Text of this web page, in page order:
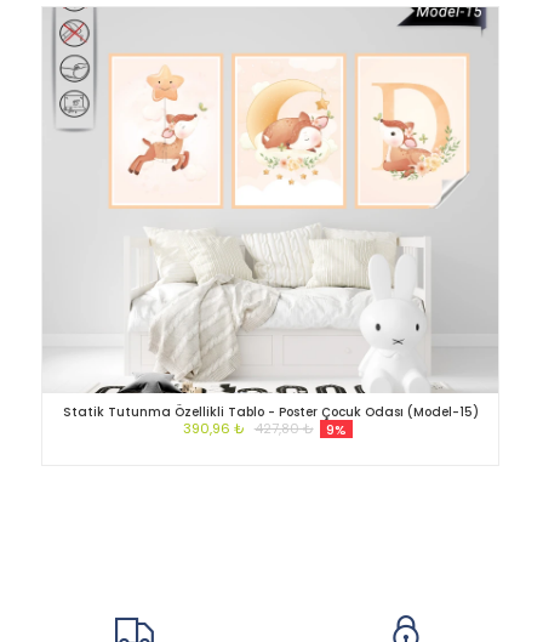
Statik Tutunma Özellikli Tablo - Poster Çocuk Odası (Model-15)
390,96 ₺ 427,80 ₺ 9%